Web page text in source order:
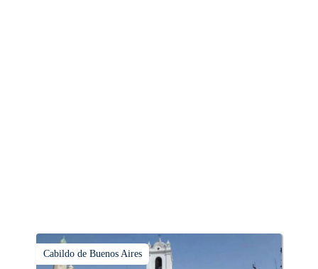
Cabildo de Buenos Aires